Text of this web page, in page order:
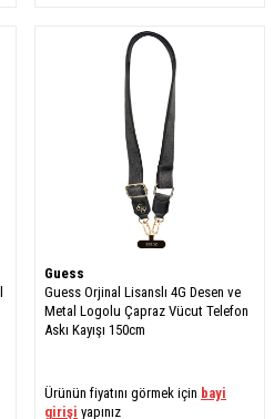
Guess
Guess Orjinal Lisanslı 4G Desen ve
Metal Logolu Çapraz Vücut Telefon
Askı Kayışı 150cm
Ürünün fiyatını görmek için bayi
girişi yapınız